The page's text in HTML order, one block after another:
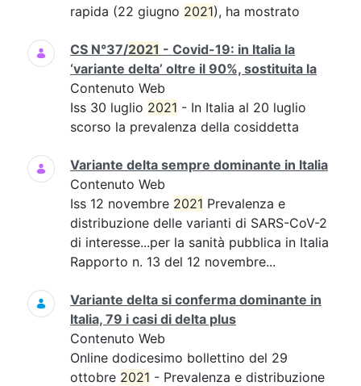
rapida (22 giugno 2021), ha mostrato
CS N°37/2021 - Covid-19: in Italia la
‘variante delta’ oltre il 90%, sostituita la
Contenuto Web
Iss 30 luglio 2021 - In Italia al 20 luglio
scorso la prevalenza della cosiddetta
Variante delta sempre dominante in Italia
Contenuto Web
Iss 12 novembre 2021 Prevalenza e
distribuzione delle varianti di SARS-CoV-2
di interesse...per la sanità pubblica in Italia
Rapporto n. 13 del 12 novembre...
Variante delta si conferma dominante in
Italia, 79 i casi di delta plus
Contenuto Web
Online dodicesimo bollettino del 29
ottobre 2021 - Prevalenza e distribuzione